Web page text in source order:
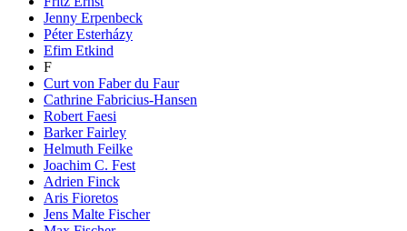
Jenny Erpenbeck
Péter Esterházy
Efim Etkind
F
Curt von Faber du Faur
Cathrine Fabricius-Hansen
Robert Faesi
Barker Fairley
Helmuth Feilke
Joachim C. Fest
Adrien Finck
Aris Fioretos
Jens Malte Fischer